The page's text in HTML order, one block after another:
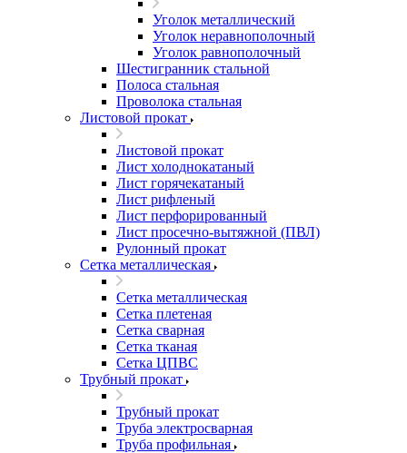
Уголок металлический
Уголок неравнополочный
Уголок равнополочный
Шестигранник стальной
Полоса стальная
Проволока стальная
Листовой прокат
Листовой прокат
Лист холоднокатаный
Лист горячекатаный
Лист рифленый
Лист перфорированный
Лист просечно-вытяжной (ПВЛ)
Рулонный прокат
Сетка металлическая
Сетка металлическая
Сетка плетеная
Сетка сварная
Сетка тканая
Сетка ЦПВС
Трубный прокат
Трубный прокат
Труба электросварная
Труба профильная